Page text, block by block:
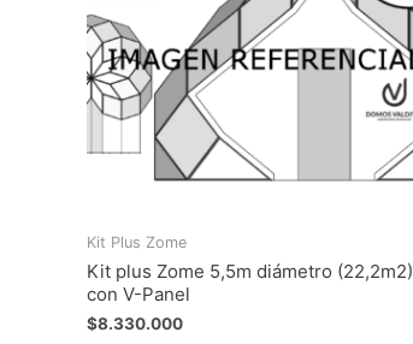
Kit Plus Zome
Kit plus Zome 5,5m diámetro (22,2m2)
con V-Panel
$8.330.000